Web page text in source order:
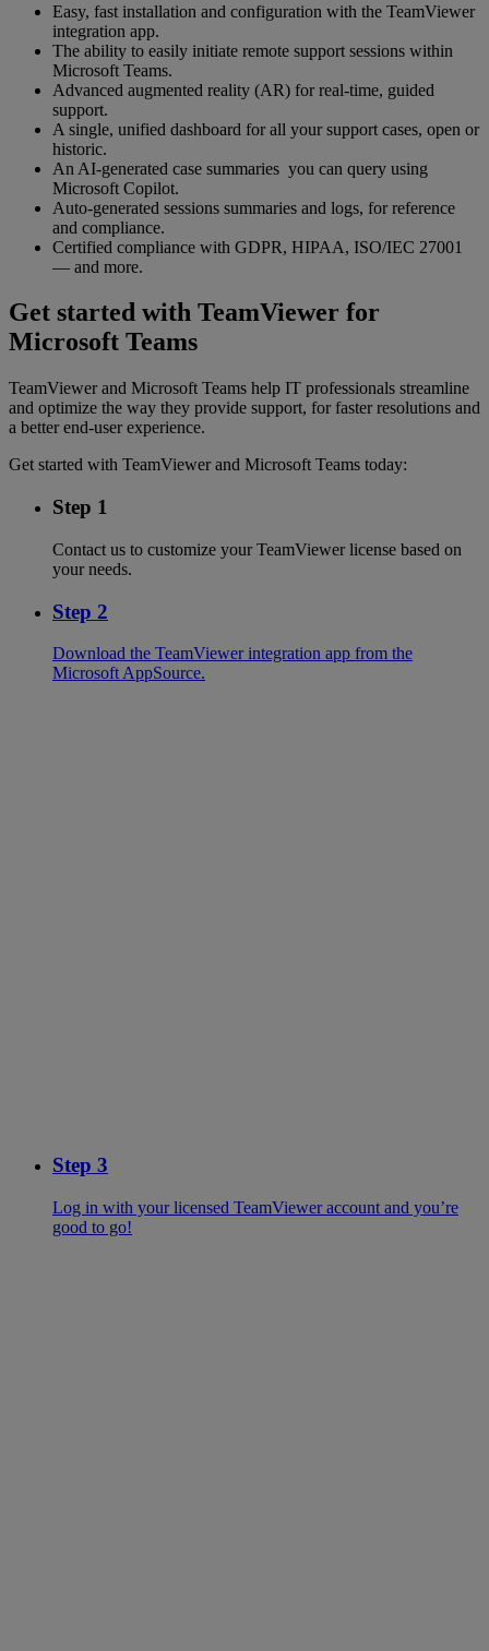
Easy, fast installation and configuration with the TeamViewer
integration app.
The ability to easily initiate remote support sessions within
Microsoft Teams.
Advanced augmented reality (AR) for real-time, guided
support.
A single, unified dashboard for all your support cases, open or
historic.
An AI-generated case summaries you can query using
Microsoft Copilot.
Auto-generated sessions summaries and logs, for reference
and compliance.
Certified compliance with GDPR, HIPAA, ISO/IEC 27001
— and more.
Get started with TeamViewer for
Microsoft Teams
TeamViewer and Microsoft Teams help IT professionals streamline
and optimize the way they provide support, for faster resolutions and
a better end-user experience.
Get started with TeamViewer and Microsoft Teams today:
Step 1
Contact us to customize your TeamViewer license based on
your needs.
Step 2
Download the TeamViewer integration app from the
Microsoft AppSource.
Step 3
Log in with your licensed TeamViewer account and you’re
good to go!